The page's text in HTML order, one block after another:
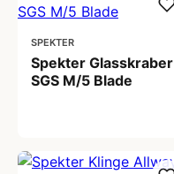
SPEKTER
Spekter Glasskraber
SGS M/5 Blade